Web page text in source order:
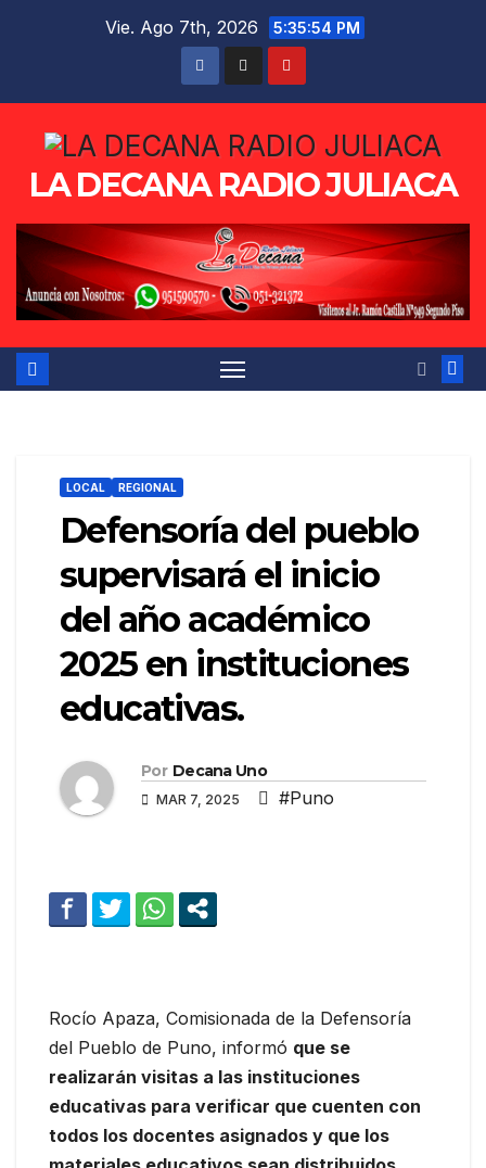
Vie. Ago 7th, 2026 5:35:54 PM
LA DECANA RADIO JULIACA
LOCAL REGIONAL
Defensoría del pueblo
supervisará el inicio
del año académico
2025 en instituciones
educativas.
Por Decana Uno
MAR 7, 2025 #Puno
Rocío Apaza, Comisionada de la Defensoría
del Pueblo de Puno, informó que se
realizarán visitas a las instituciones
educativas para verificar que cuenten con
todos los docentes asignados y que los